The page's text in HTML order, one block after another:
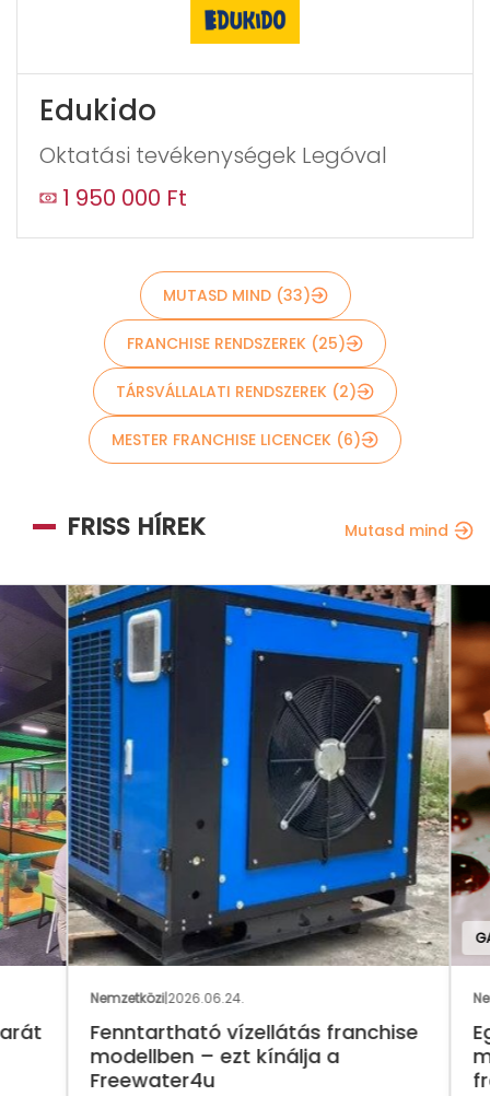
Küldés
Edukido
Oktatási tevékenységek Legóval
1 950 000 Ft
MUTASD MIND (33)
FRANCHISE RENDSZEREK (25)
TÁRSVÁLLALATI RENDSZEREK (2)
MESTER FRANCHISE LICENCEK (6)
FRISS HÍREK Mutasd mind
Nemzetközi|2026.06.24.
Fenntartható vízellátás franchise
modellben – ezt kínálja a
Freewater4u